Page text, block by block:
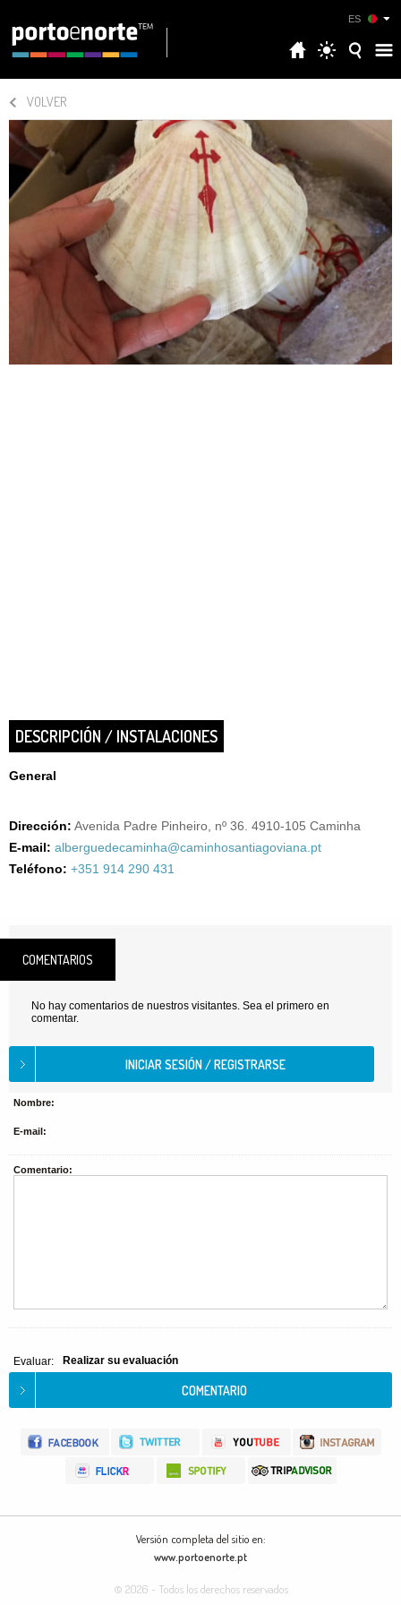
ES
VOLVER
DESCRIPCIÓN / INSTALACIONES
General
Dirección: Avenida Padre Pinheiro, nº 36. 4910-105 Caminha
E-mail: alberguedecaminha@caminhosantiagoviana.pt
Teléfono: +351 914 290 431
COMENTARIOS
No hay comentarios de nuestros visitantes. Sea el primero en
comentar.
Nombre:
E-mail:
Comentario:
Evaluar: Realizar su evaluación
Versión completa del sitio en:
www.portoenorte.pt
© 2026 - Todos los derechos reservados